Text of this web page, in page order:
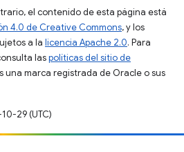
el contenido de esta página está
4.0 de Creative Commons, y los
a la licencia Apache 2.0. Para
laspolíticas del sitio de
una marca registrada de Oracle o sus
29 (UTC)